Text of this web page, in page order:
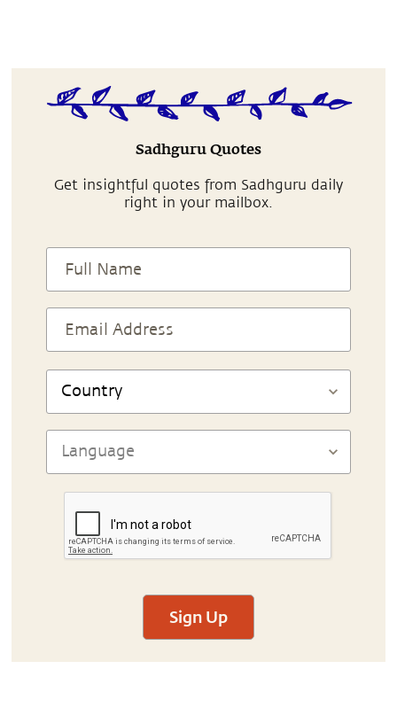
Sadhguru Quotes
Get insightful quotes from Sadhguru daily
right in your mailbox.
Sign Up